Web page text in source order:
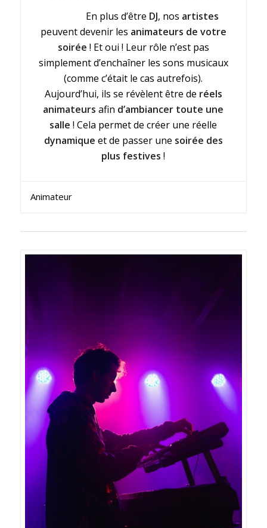
En plus d’être DJ, nos artistes
peuvent devenir les animateurs de votre
soirée ! Et oui ! Leur rôle n’est pas
simplement d’enchaîner les sons musicaux
(comme c’était le cas autrefois).
Aujourd’hui, ils se révèlent être de réels
animateurs afin d’ambiancer toute une
salle ! Cela permet de créer une réelle
dynamique et de passer une soirée des
plus festives !
Animateur